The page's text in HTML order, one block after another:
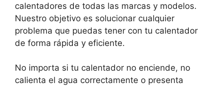
calentadores de todas las marcas y modelos.
Nuestro objetivo es solucionar cualquier
problema que puedas tener con tu calentador
de forma rápida y eficiente.
No importa si tu calentador no enciende, no
calienta el agua correctamente o presenta